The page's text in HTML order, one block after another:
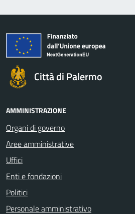
Città di Palermo
AMMINISTRAZIONE
Organi di governo
Aree amministrative
Uffici
Enti e fondazioni
Politici
Personale amministrativo